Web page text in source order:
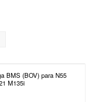
BMS (BOV) para N55
M135i